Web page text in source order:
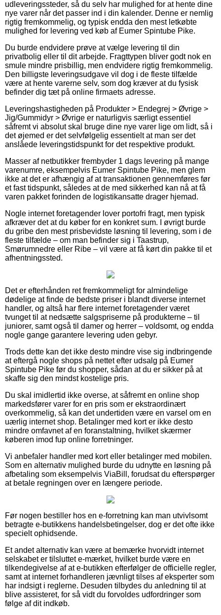
udleveringssteder, så du selv har mulighed for at hente dine
nye varer når det passer ind i din kalender. Denne er nemlig
rigtig fremkommelig, og typisk endda den mest letkøbte
mulighed for levering ved køb af Eumer Spintube Pike.
Du burde endvidere prøve at vælge levering til din
privatbolig eller til dit arbejde. Fragttypen bliver godt nok en
smule mindre prisbillig, men endvidere rigtig fremkommelig.
Den billigste leveringsudgave vil dog i de fleste tilfælde
være at hente varerne selv, som dog kræver at du fysisk
befinder dig tæt på online firmaets adresse.
Leveringshastigheden på Produkter > Endegrej > Øvrige >
Jig/Gummidyr > Øvrige er naturligvis særligt essentiel
såfremt vi absolut skal bruge dine nye varer lige om lidt, så i
det øjemed er det selvfølgelig essentielt at man ser det
anslåede leveringstidspunkt for det respektive produkt.
Masser af netbutikker frembyder 1 dags levering på mange
varenumre, eksempelvis Eumer Spintube Pike, men glem
ikke at det er afhængig af at transaktionen gennemføres før
et fast tidspunkt, således at de med sikkerhed kan nå at få
varen pakket forinden de logistikansatte drager hjemad.
Nogle internet foretagender lover portofri fragt, men typisk
afkræver det at du køber for en konkret sum. I øvrigt burde
du gribe den mest prisbevidste løsning til levering, som i de
fleste tilfælde – om man befinder sig i Taastrup,
Smørumnedre eller Ribe – vil være at få kørt din pakke til et
afhentningssted.
Det er efterhånden ret fremkommeligt for almindelige
dødelige at finde de bedste priser i blandt diverse internet
handler, og altså har flere internet foretagender været
tvunget til at nedsætte salgspriserne på produkterne – til
juniorer, samt også til damer og herrer – voldsomt, og endda
nogle gange garantere levering uden gebyr.
Trods dette kan det ikke desto mindre vise sig indbringende
at eftergå nogle shops på nettet efter udsalg på Eumer
Spintube Pike før du shopper, sådan at du er sikker på at
skaffe sig den mindst kostelige pris.
Du skal imidlertid ikke overse, at såfremt en online shop
markedsfører varer for en pris som er ekstraordinært
overkommelig, så kan det undertiden være en varsel om en
uærlig internet shop. Betalinger med kort er ikke desto
mindre omfavnet af en foranstaltning, hvilket skærmer
køberen imod fup online forretninger.
Vi anbefaler handler med kort eller betalinger med mobilen.
Som en alternativ mulighed burde du udnytte en løsning på
afbetaling som eksempelvis ViaBill, forudsat du efterspørger
at betale regningen over en længere periode.
Før nogen bestiller hos en e-forretning kan man utvivlsomt
betragte e-butikkens handelsbetingelser, dog er det ofte ikke
specielt ophidsende.
Et andet alternativ kan være at bemærke hvorvidt internet
selskabet er tilsluttet e-mærket, hvilket burde være en
tilkendegivelse af at e-butikken efterfølger de officielle regler,
samt at internet forhandleren jævnligt tilses af eksperter som
har indsigt i reglerne. Desuden tilbydes du anledning til at
blive assisteret, for så vidt du forvoldes udfordringer som
følge af dit indkøb.